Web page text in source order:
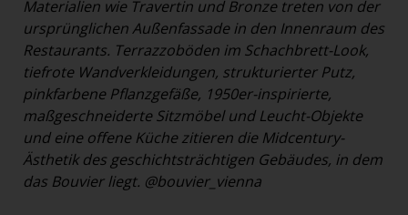
Materialien wie Travertin und Bronze treten von der
ursprünglichen Außenfassade in den Innenraum des
Restaurants. Terrazzoböden im Schachbrett-Look,
tiefrote Wandverkleidungen, strukturierter Putz,
pinkfarbene Pflanzgefäße, 1950er-inspirierte,
maßgeschneiderte Sitzmöbel und Leucht-Objekte
und eine offene Küche zitieren die Midcentury-
Ästhetik des geschichtsträchtigen Gebäudes, in dem
das Bouvier liegt. @bouvier_vienna